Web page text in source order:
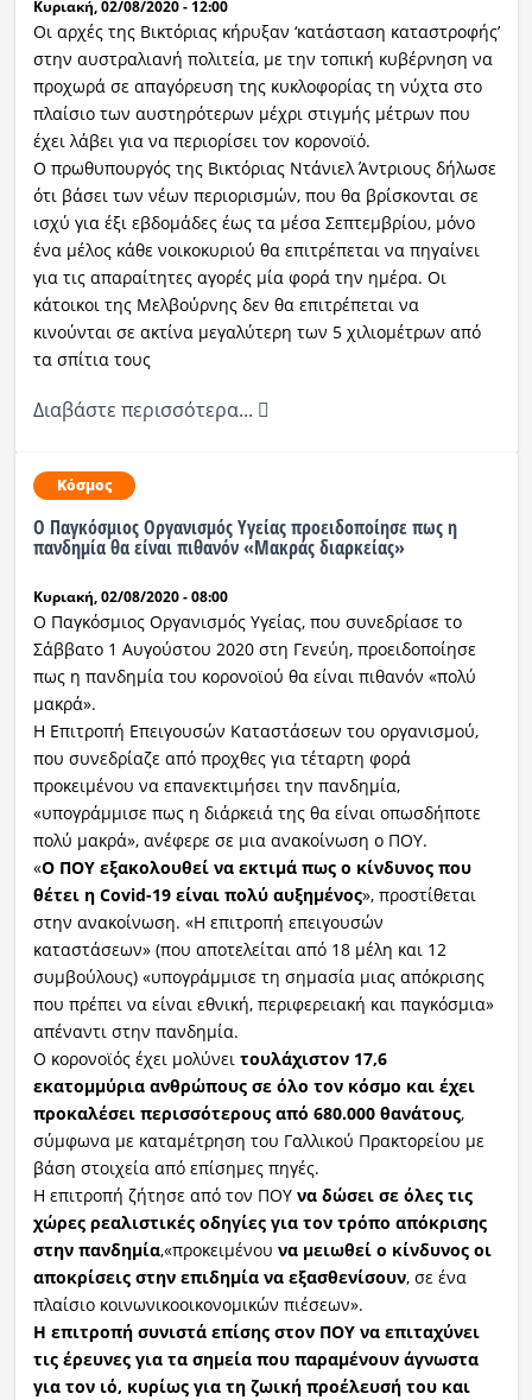
Κυριακή, 02/08/2020 - 12:00
Οι αρχές της Βικτόριας κήρυξαν ‘κατάσταση καταστροφής’
στην αυστραλιανή πολιτεία, με την τοπική κυβέρνηση να
προχωρά σε απαγόρευση της κυκλοφορίας τη νύχτα στο
πλαίσιο των αυστηρότερων μέχρι στιγμής μέτρων που
έχει λάβει για να περιορίσει τον κορονοϊό.
Ο πρωθυπουργός της Βικτόριας Ντάνιελ Άντριους δήλωσε
ότι βάσει των νέων περιορισμών, που θα βρίσκονται σε
ισχύ για έξι εβδομάδες έως τα μέσα Σεπτεμβρίου, μόνο
ένα μέλος κάθε νοικοκυριού θα επιτρέπεται να πηγαίνει
για τις απαραίτητες αγορές μία φορά την ημέρα. Οι
κάτοικοι της Μελβούρνης δεν θα επιτρέπεται να
κινούνται σε ακτίνα μεγαλύτερη των 5 χιλιομέτρων από
τα σπίτια τους
Διαβάστε περισσότερα...
Κόσμος
Ο Παγκόσμιος Οργανισμός Υγείας προειδοποίησε πως η
πανδημία θα είναι πιθανόν «Μακράς διαρκείας»
Κυριακή, 02/08/2020 - 08:00
Ο Παγκόσμιος Οργανισμός Υγείας, που συνεδρίασε το
Σάββατο 1 Αυγούστου 2020στη Γενεύη, προειδοποίησε
πως η πανδημία του κορονοϊού θα είναι πιθανόν «πολύ
μακρά».
Η Επιτροπή Επειγουσών Καταστάσεων του οργανισμού,
που συνεδρίαζε από προχθες για τέταρτη φορά
προκειμένου να επανεκτιμήσει την πανδημία,
«υπογράμμισε πως η διάρκειά της θα είναι οπωσδήποτε
πολύ μακρά», ανέφερε σε μια ανακοίνωση ο ΠΟΥ.
«Ο ΠΟΥ εξακολουθεί να εκτιμά πως ο κίνδυνος που
θέτει η Covid-19 είναι πολύ αυξημένος», προστίθεται
στην ανακοίνωση. «Η επιτροπή επειγουσών
καταστάσεων» (που αποτελείται από 18 μέλη και 12
συμβούλους) «υπογράμμισε τη σημασία μιας απόκρισης
που πρέπει να είναι εθνική, περιφερειακή και παγκόσμια»
απέναντι στην πανδημία.
Ο κορονοϊός έχει μολύνει τουλάχιστον 17,6
εκατομμύρια ανθρώπους σε όλο τον κόσμο και έχει
προκαλέσει περισσότερους από 680.000 θανάτους,
σύμφωνα με καταμέτρηση του Γαλλικού Πρακτορείου με
βάση στοιχεία από επίσημες πηγές.
Η επιτροπή ζήτησε από τον ΠΟΥ να δώσει σε όλες τις
χώρες ρεαλιστικές οδηγίες για τον τρόπο απόκρισης
στην πανδημία,«προκειμένου να μειωθεί ο κίνδυνος οι
αποκρίσεις στην επιδημία να εξασθενίσουν, σε ένα
πλαίσιο κοινωνικοοικονομικών πιέσεων».
Η επιτροπή συνιστά επίσης στον ΠΟΥ να επιταχύνει
τις έρευνες για τα σημεία που παραμένουν άγνωστα
για τον ιό, κυρίως για τη ζωική προέλευσή του και